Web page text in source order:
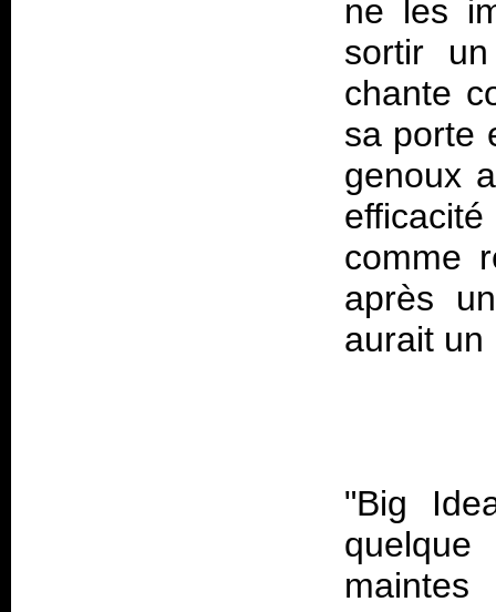
ne les
sortir
chante
sa porte
genoux
comme
après
"Big